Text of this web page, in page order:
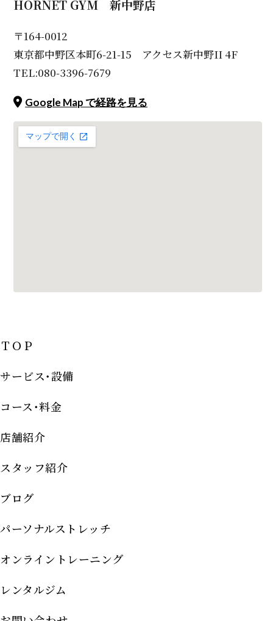
HORNET GYM 新中野店
〒164-0012
東京都中野区本町6-21-15 アクセス新中野II 4F
TEL:080-3396-7679
Google Map で経路を見る
ＴＯＰ
サービス･設備
コース･料金
店舗紹介
スタッフ紹介
ブログ
パーソナルストレッチ
オンライントレーニング
レンタルジム